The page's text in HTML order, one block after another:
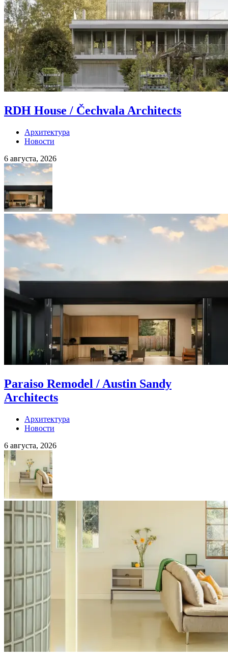
RDH House / Čechvala Architects
Архитектура
Новости
6 августа, 2026
Paraiso Remodel / Austin Sandy
Architects
Архитектура
Новости
6 августа, 2026